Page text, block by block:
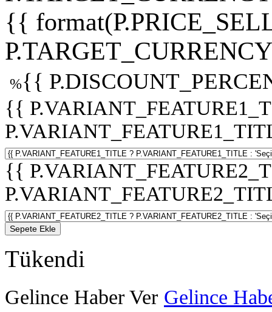
{{
%{{
{{
{{
Sepete Ekle
Tükendi
Gelince Haber Ver Gelince